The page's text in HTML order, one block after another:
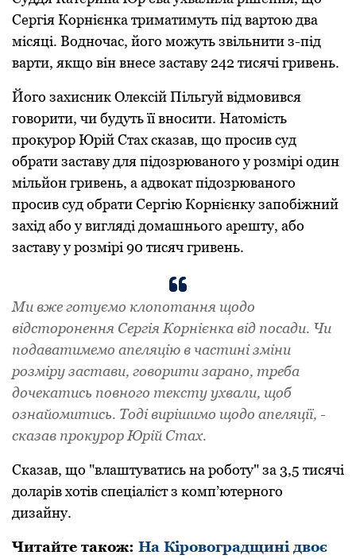
Сергія Корнієнка триматимуть під вартою два
місяці. Водночас, його можуть звільнити з-під
варти, якщо він внесе заставу 242 тисячі гривень.
Його захисник Олексій Пільгуй відмовився
говорити, чи будуть її вносити. Натомість
прокурор Юрій Стах сказав, що просив суд
обрати заставу для підозрюваного у розмірі один
мільйон гривень, а адвокат підозрюваного
просив суд обрати Сергію Корнієнку запобіжний
захід або у вигляді домашнього арешту, або
заставу у розмірі 90 тисяч гривень.
Ми вже готуємо клопотання щодо
відсторонення Сергія Корнієнка від посади. Чи
подаватимемо апеляцію в частині зміни
розміру застави, говорити зарано, треба
дочекатись повного тексту ухвали, щоб
ознайомитись. Тоді вирішимо щодо апеляції, -
сказав прокурор Юрій Стах.
Сказав, що "влаштуватись на роботу" за 3,5 тисячі
доларів хотів спеціаліст з комп’ютерного
дизайну.
Читайте також: На Кіровоградщині двоє